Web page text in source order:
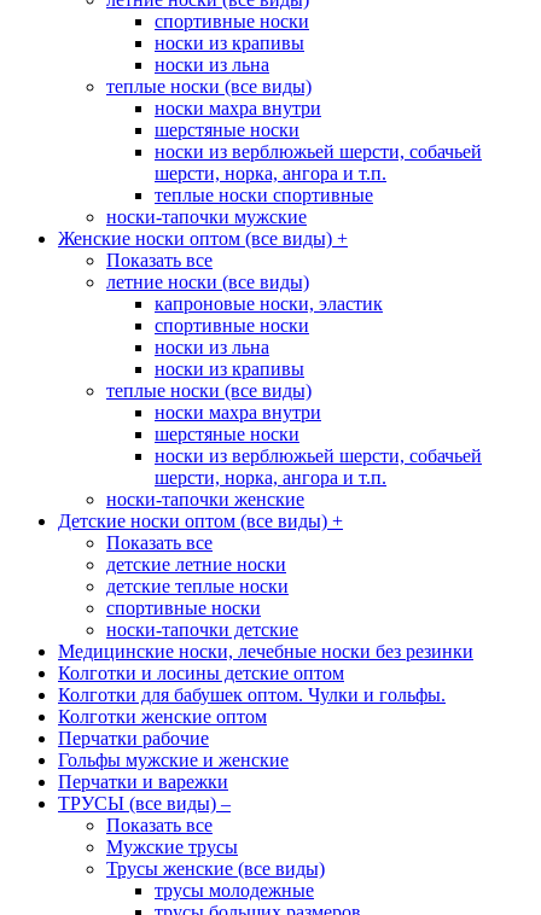
спортивные носки
носки из крапивы
носки из льна
теплые носки (все виды)
носки махра внутри
шерстяные носки
носки из верблюжьей шерсти, собачьей
шерсти, норка, ангора и т.п.
теплые носки спортивные
носки-тапочки мужские
Женские носки оптом (все виды) +
Показать все
летние носки (все виды)
капроновые носки, эластик
спортивные носки
носки из льна
носки из крапивы
теплые носки (все виды)
носки махра внутри
шерстяные носки
носки из верблюжьей шерсти, собачьей
шерсти, норка, ангора и т.п.
носки-тапочки женские
Детские носки оптом (все виды) +
Показать все
детские летние носки
детские теплые носки
спортивные носки
носки-тапочки детские
Медицинские носки, лечебные носки без резинки
Колготки и лосины детские оптом
Колготки для бабушек оптом. Чулки и гольфы.
Колготки женские оптом
Перчатки рабочие
Гольфы мужские и женские
Перчатки и варежки
ТРУСЫ (все виды) –
Показать все
Мужские трусы
Трусы женские (все виды)
трусы молодежные